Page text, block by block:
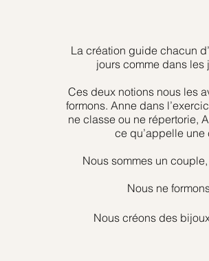
La création guide chacun
jours comme dans
Ces deux notions nous les
formons. Anne dans
ne classe ou ne répertorie,
ce qu’appelle une
Nous sommes un
Nous ne
Nous créons des